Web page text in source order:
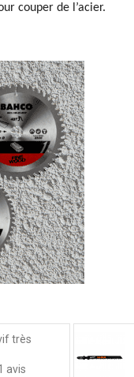
couper de l’acier.
très
avis